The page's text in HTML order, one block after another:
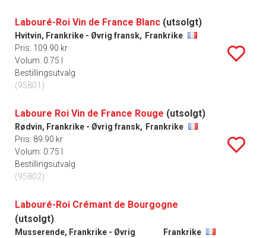
Labouré-Roi Vin de France Blanc (utsolgt)
Hvitvin, Frankrike - Øvrig fransk, Frankrike
Pris: 109.90 kr
Volum: 0.75 l
Bestillingsutvalg
(95801)
Laboure Roi Vin de France Rouge (utsolgt)
Rødvin, Frankrike - Øvrig fransk, Frankrike
Pris: 89.90 kr
Volum: 0.75 l
Bestillingsutvalg
(95802)
Labouré-Roi Crémant de Bourgogne
(utsolgt)
Musserende, Frankrike - Øvrig
Frankrike